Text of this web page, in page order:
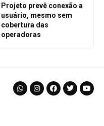
Projeto prevê conexão a
usuário, mesmo sem
cobertura das
operadoras